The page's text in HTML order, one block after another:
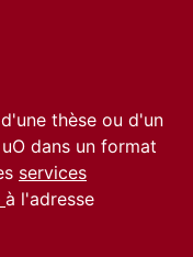
thèse ou d'un
dans un format
services
à l'adresse